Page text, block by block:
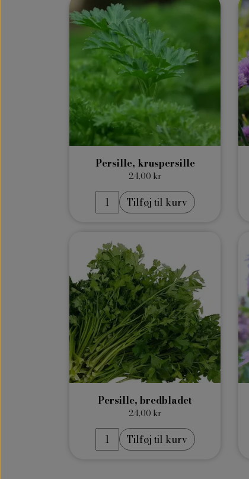
Persille, kruspersille
24,00 kr
Tilføj til kurv
Persille, bredbladet
24,00 kr
Tilføj til kurv